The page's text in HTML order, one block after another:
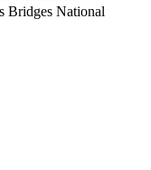
Bridges National